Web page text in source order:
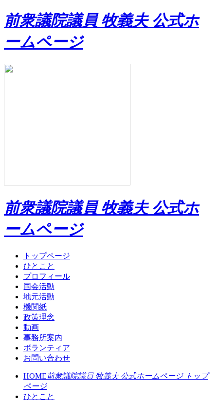
前衆議院議員 牧義夫 公式ホ
ームページ
前衆議院議員 牧義夫 公式ホ
ームページ
トップページ
ひとこと
プロフィール
国会活動
地元活動
機関紙
政策理念
動画
事務所案内
ボランティア
お問い合わせ
HOME前衆議院議員 牧義夫 公式ホームページ トップ
ページ
ひとこと